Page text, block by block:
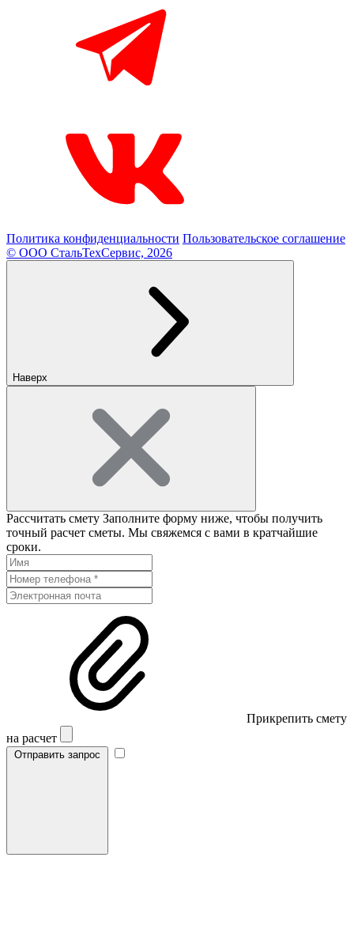
Политика конфиденциальности Пользовательское соглашение
© ООО СтальТехСервис, 2026
Наверх
Рассчитать смету Заполните форму ниже, чтобы получить
точный расчет сметы. Мы свяжемся с вами в кратчайшие
сроки.
Прикрепить смету
на расчет
Отправить запрос